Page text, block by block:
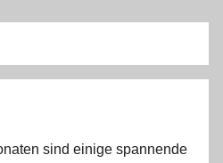
sind einige spannende